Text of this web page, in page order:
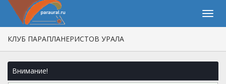
КЛУБ ПАРАПЛАНЕРИСТОВ УРАЛА
Внимание!